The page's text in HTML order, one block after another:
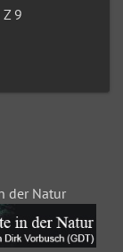
9
der Natur